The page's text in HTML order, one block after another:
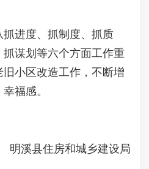
进度、抓制度、抓质
谋划等六个方面工作重
旧小区改造工作，不断增
福感。
明溪县住房和城乡建设局